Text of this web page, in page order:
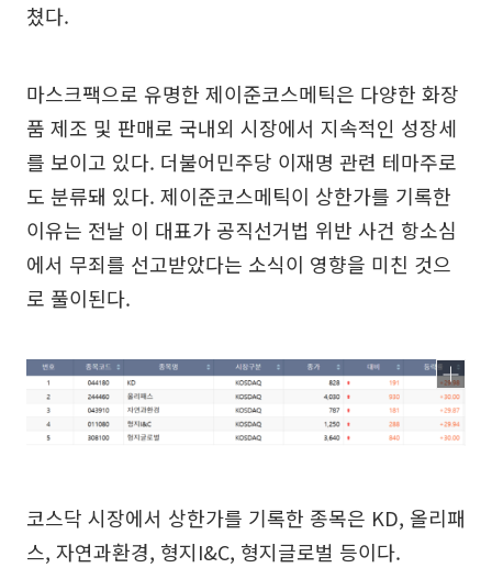
쳤다.
마스크팩으로 유명한 제이준코스메틱은 다양한 화장
품 제조 및 판매로 국내외 시장에서 지속적인 성장세
를 보이고 있다. 더불어민주당 이재명 관련 테마주로
도 분류돼 있다. 제이준코스메틱이 상한가를 기록한
이유는 전날 이 대표가 공직선거법 위반 사건 항소심
에서 무죄를 선고받았다는 소식이 영향을 미친 것으
로 풀이된다.
코스닥 시장에서 상한가를 기록한 종목은 KD, 올리패
스, 자연과환경, 형지I&C, 형지글로벌 등이다.